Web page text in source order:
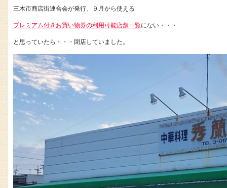
三木市商店街連合会が発行、９月から使える
プレミアム付きお買い物券の利用可能店舗一覧にない・・・
と思っていたら・・・閉店していました。